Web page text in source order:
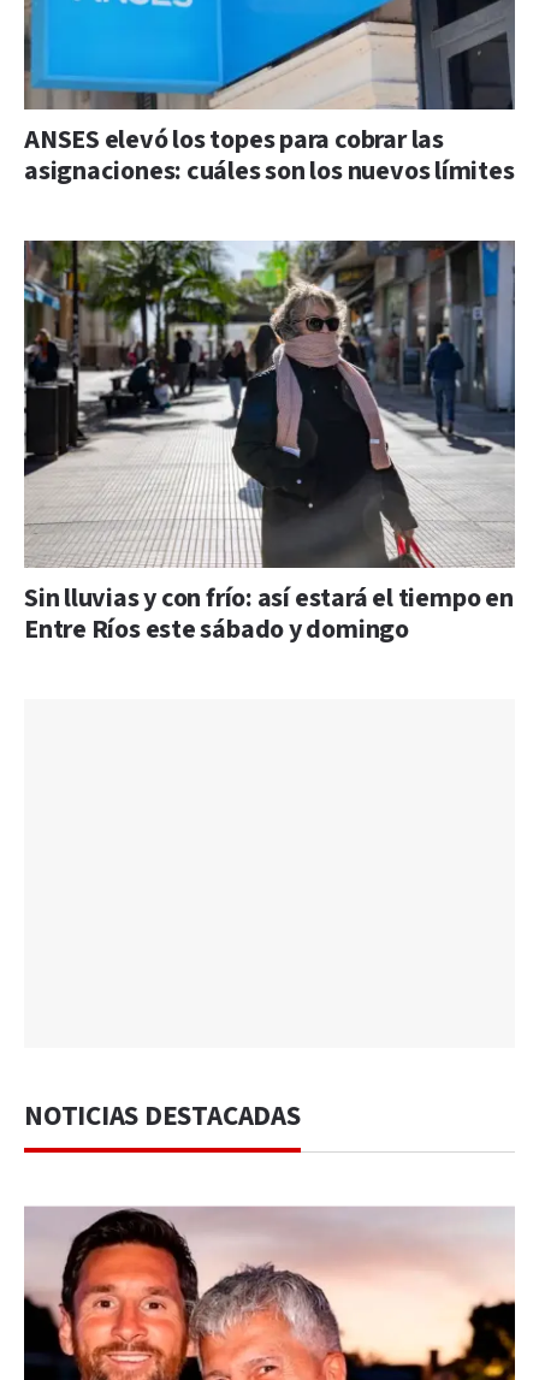
ANSES elevó los topes para cobrar las
asignaciones: cuáles son los nuevos límites
Sin lluvias y con frío: así estará el tiempo en
Entre Ríos este sábado y domingo
NOTICIAS DESTACADAS